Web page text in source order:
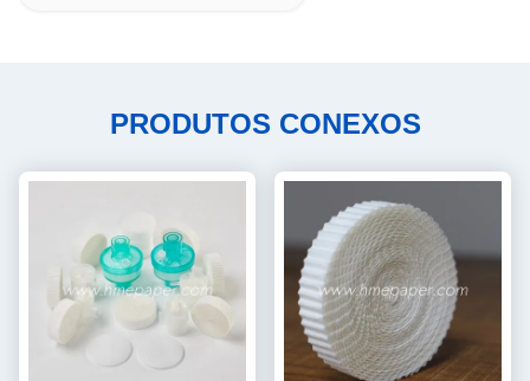
PRODUTOS CONEXOS